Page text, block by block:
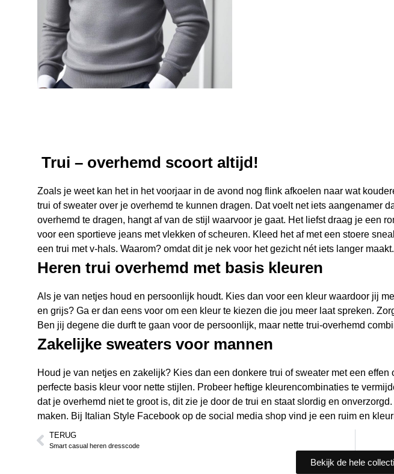
Trui – overhemd scoort altijd!
Zoals je weet kan het in het voorjaar in de avond nog flink afkoelen naar wat
trui of sweater over je overhemd te kunnen dragen. Dat voelt net iets aangenamer
overhemd te dragen, hangt af van de stijl waarvoor je gaat. Het liefst draag je een
voor een sportieve jeansmet vlekken of scheuren. Kleed het af met een stoere
een trui met v-hals. Waarom? omdat dit je nek voor het gezicht nét iets langer
Heren trui overhemd met basis kleuren
Als je van netjes houd en persoonlijk houdt. Kies dan voor een kleur waardoor jij
en grijs? Ga er dan eens voor om een kleur te kiezen die jou meer laat spreken.
Ben jij degene die durft te gaan voor de persoonlijk, maar nette trui-overhemd
Zakelijke sweaters voor mannen
Houd je van netjes en zakelijk? Kies dan een donkere trui of sweater met een effen
perfecte basis kleur voor nette stijlen. Probeer heftige kleurencombinaties te
dat je overhemd niet te groot is, dit zie je door de trui en staat slordig en
maken. Bij Italian Style Facebookop de social media shop vind je een ruim en
TERUG
Smart casual heren dresscode
Bekijk de hele